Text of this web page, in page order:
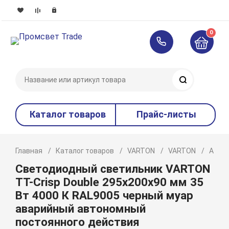
0
Каталог товаров Прайс-листы
Главная Каталог товаров VARTON VARTON
Светодиодный светильник VARTON
TT-Crisp Double 295х200х90 мм 35
Вт 4000 К RAL9005 черный муар
аварийный автономный
постоянного действия